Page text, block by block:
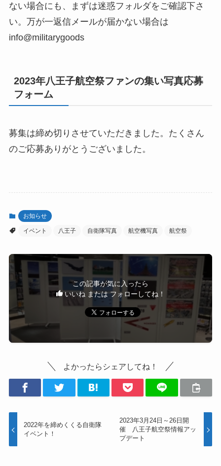
ない場合にも、まずは迷惑フォルダをご確認下さ
い。万が一返信メールが届かない場合は
info@militarygoods
2023年八王子航空祭ファンの集い写真応募
フォーム
募集は締め切りさせていただきました。たくさん
のご応募ありがとうございました。
お知らせ
イベント 八王子 自衛隊写真 航空機写真 航空祭
この記事が気に入ったら
いいね または フォローしてね！
よかったらシェアしてね！
2022年を締めくくる自衛隊
イベント！
2023年3月24日～26日開
催 八王子航空祭情報アッ
プデート